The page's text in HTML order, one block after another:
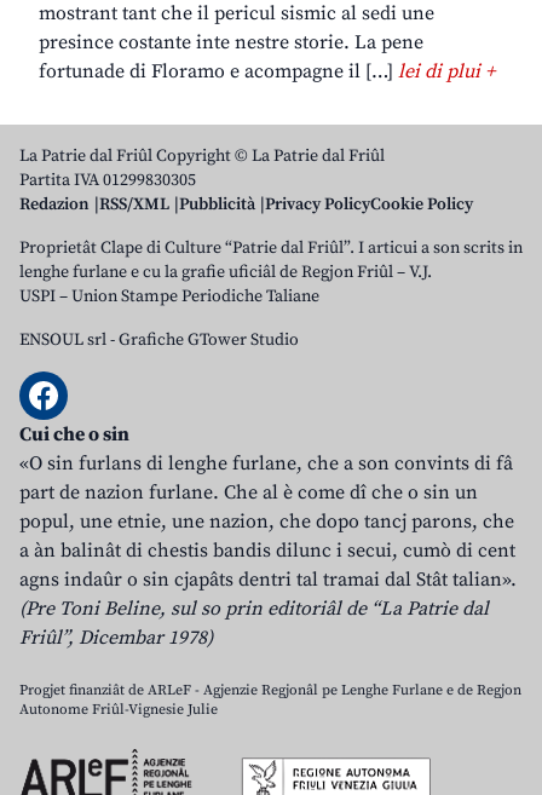
mostrant tant che il pericul sismic al sedi une
presince costante inte nestre storie. La pene
fortunade di Floramo e acompagne il […] lei di plui +
La Patrie dal Friûl Copyright © La Patrie dal Friûl
Partita IVA 01299830305
Redazion RSS/XML Pubblicità Privacy PolicyCookie Policy
Proprietât Clape di Culture “Patrie dal Friûl”. I articui a son scrits in
lenghe furlane e cu la grafie uficiâl de Regjon Friûl – V.J.
USPI – Union Stampe Periodiche Taliane
ENSOUL srl-Grafiche GTower Studio
Cui che o sin
«O sin furlans di lenghe furlane, che a son convints di fâ
part de nazion furlane. Che al è come dî che o sin un
popul, une etnie, une nazion, che dopo tancj parons, che
a àn balinât di chestis bandis dilunc i secui, cumò di cent
agns indaûr o sin cjapâts dentri tal tramai dal Stât talian».
(Pre Toni Beline, sul so prin editoriâl de “La Patrie dal
Friûl”, Dicembar 1978)
Progjet finanziât de ARLeF - Agjenzie Regjonâl pe Lenghe Furlane e de Regjon
Autonome Friûl-Vignesie Julie